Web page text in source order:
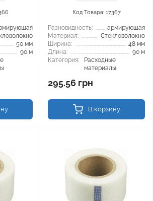
50 мм
90 м
Код Товара: 17367
Разновидность:
армирующая
Материал:
Стекловолокно
Ширина:
48 мм
Длина:
90 м
Категория:
Расходные
материалы
295.56 грн
В корзину